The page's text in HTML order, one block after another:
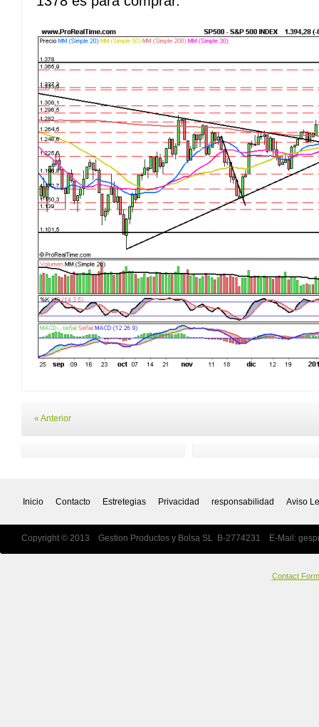
« Anterior
Inicio Contacto Estretegias Privacidad responsabilidad Aviso
Copyright © 2013 Gestion Productos y Bolsa SL B-2774231 E-Mail:
Contact Form